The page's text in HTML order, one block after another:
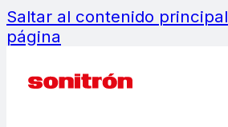
Saltar al contenido principal
página